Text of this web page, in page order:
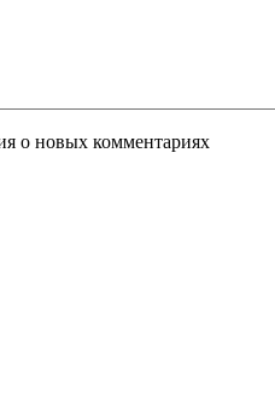
о новых комментариях